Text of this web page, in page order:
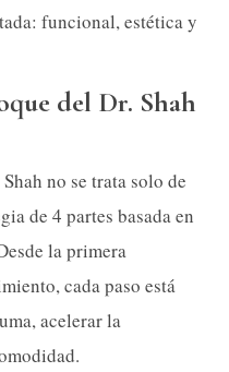
funcional, estética y
del Dr. Shah
no se trata solo de
de 4 partes basada en
la primera
cada paso está
acelerar la